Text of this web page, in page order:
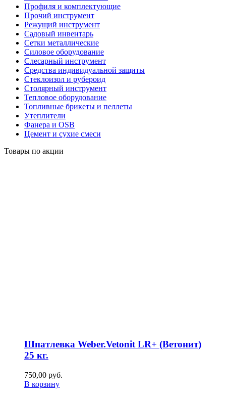
Профиля и комплектующие
Прочий инструмент
Режущий инструмент
Садовый инвентарь
Сетки металлические
Силовое оборудование
Слесарный инструмент
Средства индивидуальной защиты
Стеклоизол и рубероид
Столярный инструмент
Тепловое оборудование
Топливные брикеты и пеллеты
Утеплители
Фанера и OSB
Цемент и сухие смеси
Товары по акции
Шпатлевка Weber.Vetonit LR+ (Ветонит)
25 кг.
750,00 руб.
В корзину